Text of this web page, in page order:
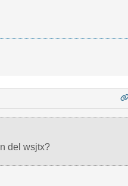
del wsjtx?